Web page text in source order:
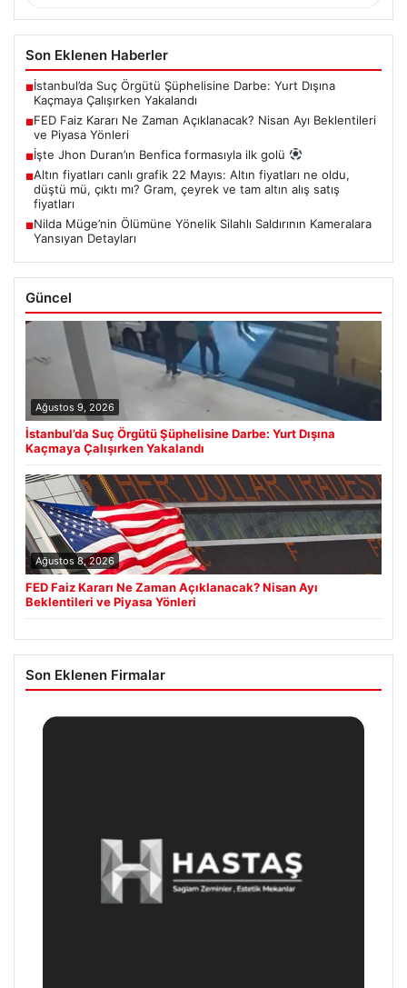
Son Eklenen Haberler
■İstanbul’da Suç Örgütü Şüphelisine Darbe: Yurt Dışına
Kaçmaya Çalışırken Yakalandı
■FED Faiz Kararı Ne Zaman Açıklanacak? Nisan Ayı Beklentileri
ve Piyasa Yönleri
■İşte Jhon Duran’ın Benfica formasıyla ilk golü
■Altın fiyatları canlı grafik 22 Mayıs: Altın fiyatları ne oldu,
düştü mü, çıktı mı? Gram, çeyrek ve tam altın alış satış
fiyatları
■Nilda Müge’nin Ölümüne Yönelik Silahlı Saldırının Kameralara
Yansıyan Detayları
Güncel
Ağustos 9, 2026
İstanbul’da Suç Örgütü Şüphelisine Darbe: Yurt Dışına
Kaçmaya Çalışırken Yakalandı
Ağustos 8, 2026
FED Faiz Kararı Ne Zaman Açıklanacak? Nisan Ayı
Beklentileri ve Piyasa Yönleri
Son Eklenen Firmalar